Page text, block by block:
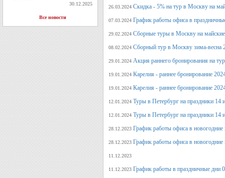
30.12.2025
Все новости
26.03.2024 Скидка - 5% на тур в Москву на
07.03.2024 График работы офиса в
29.02.2024 Сборные туры в Москву на
08.02.2024 Сборный тур в Москву зима-весна
29.01.2024 Акция раннего бронирования на
19.01.2024 Карелия - раннее бронирование
19.01.2024 Карелия - раннее бронирование
12.01.2024 Туры в Петербург на праздники 14
12.01.2024 Туры в Петербург на праздники 14
28.12.2023 График работы офиса в новогодние
28.12.2023 График работы офиса в новогодние
11.12.2023
11.12.2023 График работы в праздничные дни